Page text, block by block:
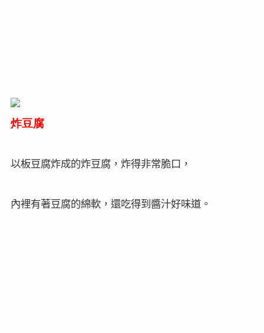
炸豆腐
以板豆腐炸成的炸豆腐，炸得非常脆口，
內裡有著豆腐的綿軟，還吃得到醬汁好味道。